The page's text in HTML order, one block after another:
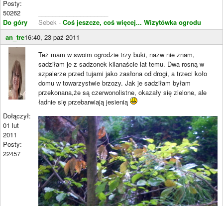
Posty:
50262
Do góry
Sebek - Coś jeszcze, coś więcej... Wizytówka ogrodu
an_tre16:40, 23 paź 2011
Dołączył:
01 lut
2011
Posty:
22457
Też mam w swoim ogrodzie trzy buki, nazw nie znam,
sadziłam je z sadzonek kilanaście lat temu. Dwa rosną w
szpalerze przed tujami jako zasłona od drogi, a trzeci koło
domu w towarzystwie brzozy. Jak je sadziłam byłam
przekonana,że są czerwonolistne, okazały się zielone, ale
ładnie się przebarwiają jesienią